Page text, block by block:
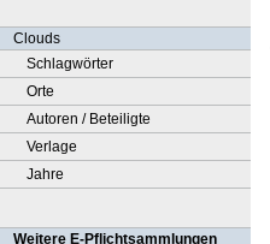
Clouds
Schlagwörter
Orte
Autoren / Beteiligte
Verlage
Jahre
Weitere E-Pflichtsammlungen